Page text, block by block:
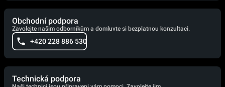
Obchodní podpora
Zavolejte našim odborníkům a domluvte si bezplatnou konzultaci.
+420 228 886 530
Technická podpora